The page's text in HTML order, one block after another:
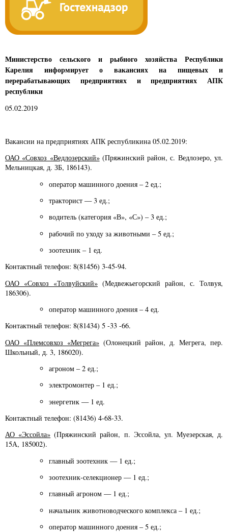
Министерство сельского и рыбного хозяйства Республики
Карелия информирует о вакансиях на пищевых и
перерабатывающих предприятиях и предприятиях АПК
республики
05.02.2019
Вакансии на предприятиях АПК республикина 05.02.2019:
ОАО «Совхоз «Ведлозерский»(Пряжинский район, с. Ведлозеро, ул.
Мельницкая, д. ЗБ, 186143).
оператор машинного доения – 2 ед.;
тракторист — 3 ед.;
водитель (категория «В», «С») – 3 ед.;
рабочий по уходу за животными – 5 ед.;
зоотехник – 1 ед.
Контактный телефон: 8(81456) 3-45-94.
ОАО «Совхоз «Толвуйский» (Медвежьегорский район, с. Толвуя,
186306).
оператор машинного доения – 4 ед.
Контактный телефон: 8(81434) 5 -33 -66.
ОАО «Племсовхоз «Мегрега» (Олонецкий район, д. Мегрега, пер.
Школьный, д. 3, 186020).
агроном – 2 ед.;
электромонтер – 1 ед.;
энергетик — 1 ед.
Контактный телефон: (81436) 4-68-33.
АО «Эссойла» (Пряжинский район, п. Эссойла, ул. Муезерская, д.
15А, 185002).
главный зоотехник — 1 ед.;
зоотехник-селекционер — 1 ед.;
главный агроном — 1 ед.;
начальник животноводческого комплекса – 1 ед.;
оператор машинного доения – 5 ед.;